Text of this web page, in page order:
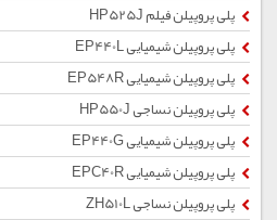
پلی پروپیلن فیلم HP525J
پلی پروپیلن شیمیایی EP440L
پلی پروپیلن شیمیایی EP548R
پلی پروپیلن نساجی HP550J
پلی پروپیلن شیمیایی EP440G
پلی پروپیلن شیمیایی EPC40R
پلی پروپیلن نساجی ZH510L